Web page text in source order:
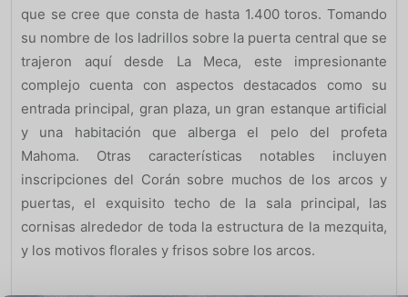
que se cree que consta de hasta 1.400 toros. Tomando
su nombre de los ladrillos sobre la puerta central que se
trajeron aquí desde La Meca, este impresionante
complejo cuenta con aspectos destacados como su
entrada principal, gran plaza, un gran estanque artificial
y una habitación que alberga el pelo del profeta
Mahoma. Otras características notables incluyen
inscripciones del Corán sobre muchos de los arcos y
puertas, el exquisito techo de la sala principal, las
cornisas alrededor de toda la estructura de la mezquita,
y los motivos florales y frisos sobre los arcos.